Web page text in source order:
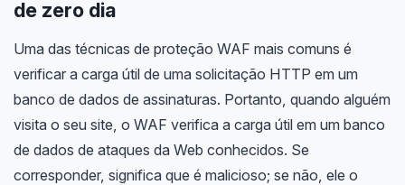
de zero dia
Uma das técnicas de proteção WAF mais comuns é
verificar a carga útil de uma solicitação HTTP em um
banco de dados de assinaturas. Portanto, quando alguém
visita o seu site, o WAF verifica a carga útil em um banco
de dados de ataques da Web conhecidos. Se
corresponder, significa que é malicioso; se não, ele o